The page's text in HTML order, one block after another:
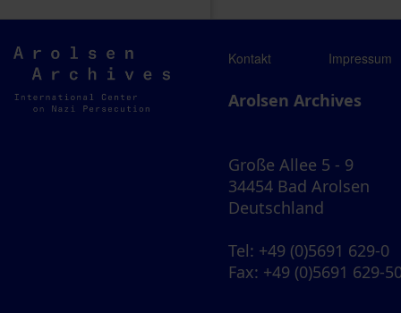
Arolsen
Archives
Kontakt Impressum
Arolsen Archives
Große Allee 5 - 9
34454 Bad Arolsen
Deutschland
Tel: +49 (0)5691 629-0
Fax: +49 (0)5691 629-